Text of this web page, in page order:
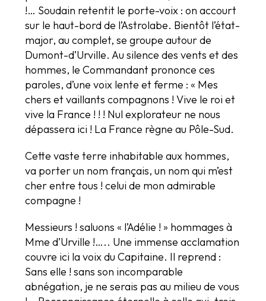
!… Soudain retentit le porte-voix : on accourt
sur le haut-bord de l’Astrolabe. Bientôt l’état-
major, au complet, se groupe autour de
Dumont-d’Urville. Au silence des vents et des
hommes, le Commandant prononce ces
paroles, d’une voix lente et ferme : « Mes
chers et vaillants compagnons ! Vive le roi et
vive la France ! ! ! Nul explorateur ne nous
dépassera ici ! La France règne au Pôle-Sud.
Cette vaste terre inhabitable aux hommes,
va porter un nom français, un nom qui m’est
cher entre tous ! celui de mon admirable
compagne !
Messieurs ! saluons « l’Adélie ! » hommages à
Mme d’Urville !….. Une immense acclamation
couvre ici la voix du Capitaine. Il reprend :
Sans elle ! sans son incomparable
abnégation, je ne serais pas au milieu de vous